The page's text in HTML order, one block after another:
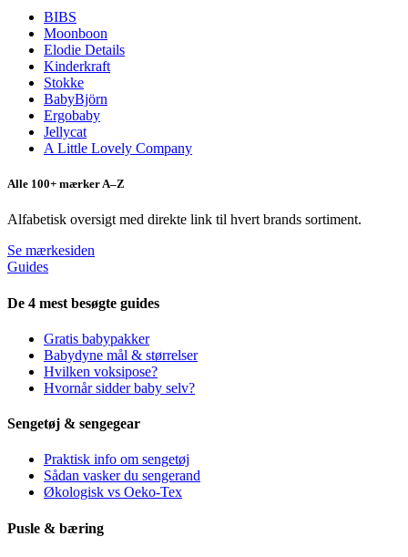
BIBS
Moonboon
Elodie Details
Kinderkraft
Stokke
BabyBjörn
Ergobaby
Jellycat
A Little Lovely Company
Alle 100+ mærker A–Z
Alfabetisk oversigt med direkte link til hvert brands sortiment.
Se mærkesiden
Guides
De 4 mest besøgte guides
Gratis babypakker
Babydyne mål & størrelser
Hvilken voksipose?
Hvornår sidder baby selv?
Sengetøj & sengegear
Praktisk info om sengetøj
Sådan vasker du sengerand
Økologisk vs Oeko-Tex
Pusle & bæring